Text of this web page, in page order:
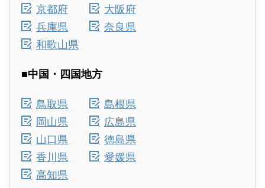
京都府
大阪府
兵庫県
奈良県
和歌山県
■中国・四国地方
鳥取県
島根県
岡山県
広島県
山口県
徳島県
香川県
愛媛県
高知県